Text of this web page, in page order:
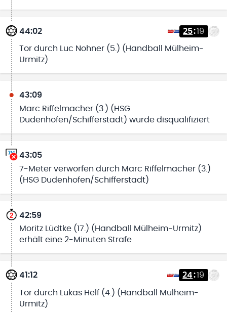
44:02 25:19
Tor durch Luc Nohner (5.) (Handball Mülheim-
Urmitz)
43:09
Marc Riffelmacher (3.) (HSG
Dudenhofen/Schifferstadt) wurde disqualifiziert
43:05
7-Meter verworfen durch Marc Riffelmacher (3.)
(HSG Dudenhofen/Schifferstadt)
42:59
Moritz Lüdtke (17.) (Handball Mülheim-Urmitz)
erhält eine 2-Minuten Strafe
41:12 24:19
Tor durch Lukas Helf (4.) (Handball Mülheim-
Urmitz)